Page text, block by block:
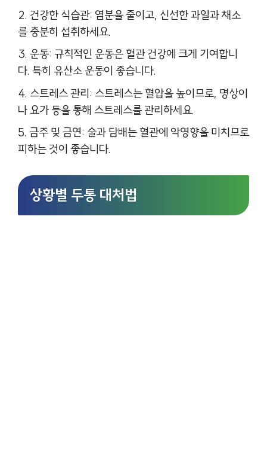
건강한 식습관: 염분을 줄이고, 신선한 과일과 채소
를 충분히 섭취하세요.
운동: 규칙적인 운동은 혈관 건강에 크게 기여합니
다. 특히 유산소 운동이 좋습니다.
스트레스 관리: 스트레스는 혈압을 높이므로, 명상이
나 요가 등을 통해 스트레스를 관리하세요.
금주 및 금연: 술과 담배는 혈관에 악영향을 미치므로
피하는 것이 좋습니다.
상황별 두통 대처법